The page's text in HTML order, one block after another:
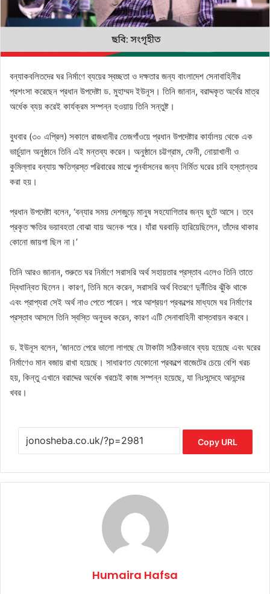
বন্যাকবলিতদের ঘর নির্মাণে ব্যয়ের স্বচ্ছতা ও দক্ষতার জন্য বাংলাদেশ সেনাবাহিনীর
প্রশংসা করেছেন প্রধান উপদেষ্টা ড. মুহাম্মদ ইউনূস। তিনি জানান, বরাদ্দকৃত অর্থের মাত্র
অর্ধেক ব্যয় করেই কার্যক্রম সম্পন্ন হওয়ায় তিনি সন্তুষ্ট।
বুধবার (৩০ এপ্রিল) সকালে রাজধানীর তেজগাঁওয়ে প্রধান উপদেষ্টার কার্যালয় থেকে এক
ভার্চুয়াল অনুষ্ঠানে তিনি এই মন্তব্য করেন। অনুষ্ঠানে চট্টগ্রাম, ফেনী, নোয়াখালী ও
কুমিল্লার বন্যায় ক্ষতিগ্রস্ত পরিবারের মাঝে পুনর্বাসনের জন্য নির্মিত ঘরের চাবি হস্তান্তর
করা হয়।
প্রধান উপদেষ্টা বলেন, ‘বন্যার সময় দেশজুড়ে মানুষ সহযোগিতার জন্য ছুটে আসে। তবে
প্রকৃত ক্ষতির ভয়াবহতা বোঝা যায় অনেক পরে। যাঁরা ঘরবাড়ি হারিয়েছিলেন, তাঁদের থাকার
কোনো জায়গা ছিল না।’
তিনি আরও জানান, শুরুতে ঘর নির্মাণে সরাসরি অর্থ সহায়তার প্রস্তাব এলেও তিনি তাতে
দ্বিধান্বিত ছিলেন। কারণ, তিনি মনে করেন, সরাসরি অর্থ বিতরণে দুর্নীতির ঝুঁকি থাকে
এবং প্রাপ্যরা সেই অর্থ নাও পেতে পারেন। পরে আশ্রয়ণ প্রকল্পের মাধ্যমে ঘর নির্মাণের
প্রস্তাব আসলে তিনি স্বস্তি অনুভব করেন, কারণ এটি সেনাবাহিনী বাস্তবায়ন করবে।
ড. ইউনূস বলেন, ‘জানতে পেরে ভালো লাগছে যে টাকাটা সঠিকভাবে ব্যয় হয়েছে এবং ঘরের
নির্মাণেও মান বজায় রাখা হয়েছে। সাধারণত যেকোনো প্রকল্পে বাজেটের চেয়ে বেশি খরচ
হয়, কিন্তু এখানে বরাদ্দের অর্ধেক খরচেই কাজ সম্পন্ন হয়েছে, যা নিঃসন্দেহে আনন্দের
খবর।
Copy URL
Humaira Hafsa